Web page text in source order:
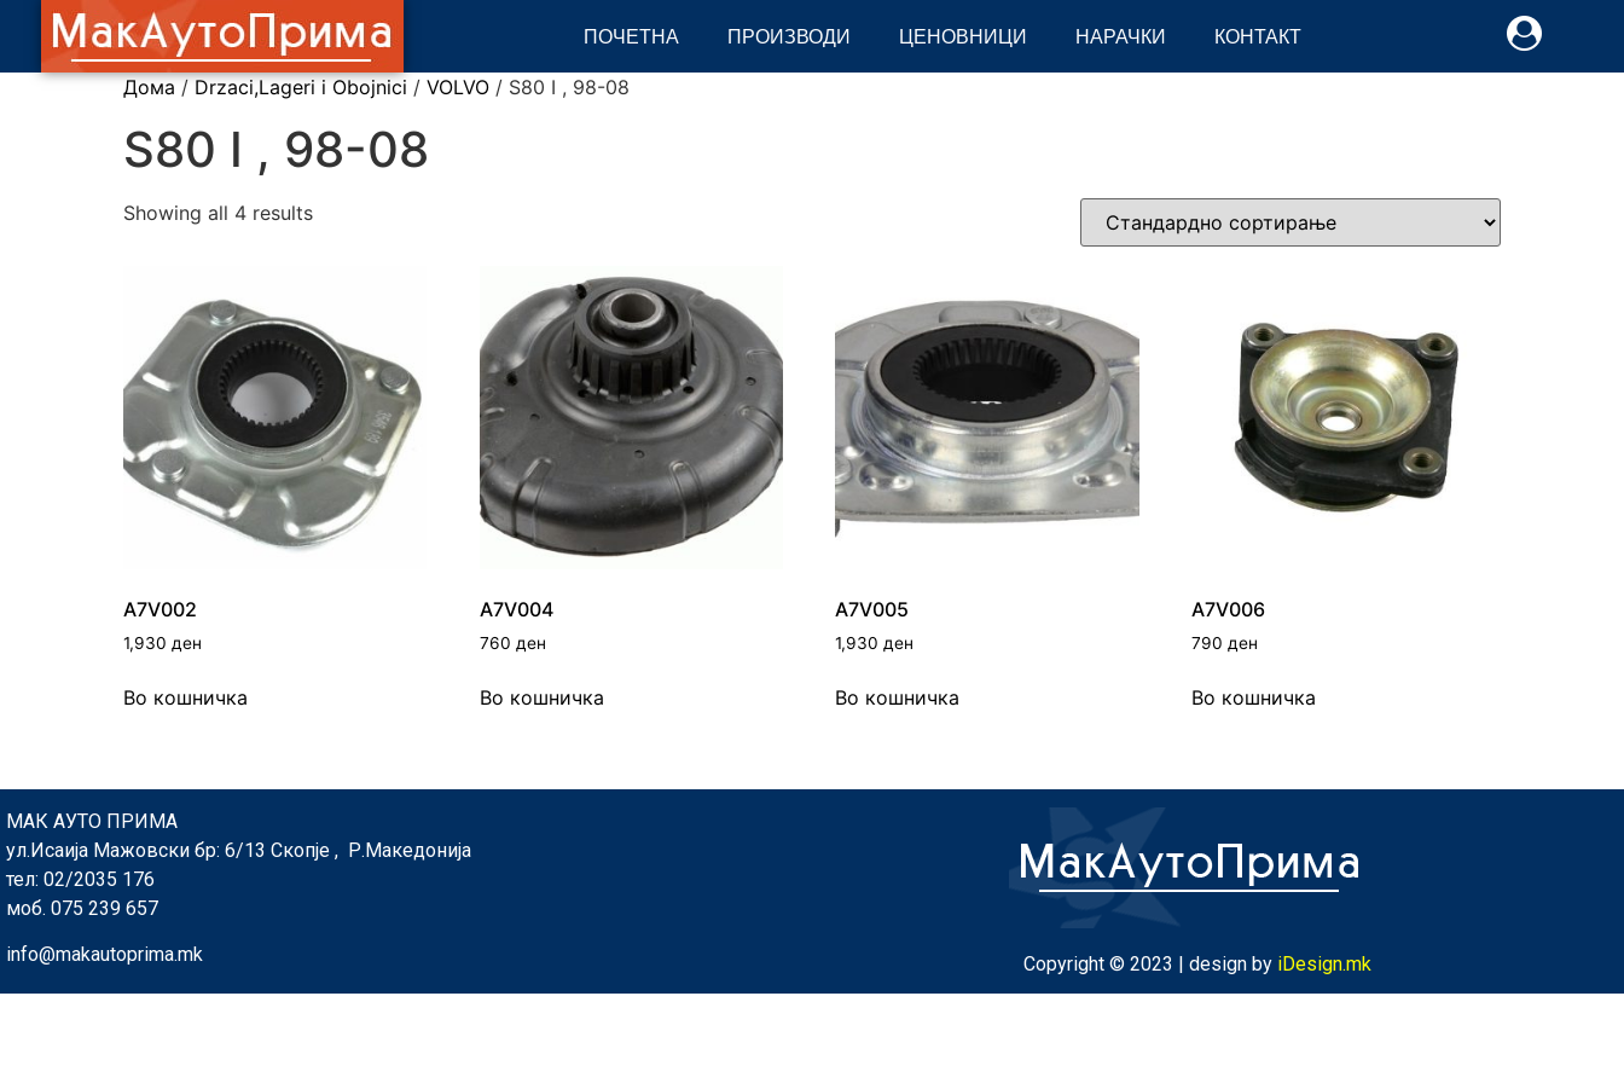
ПОЧЕТНА ПРОИЗВОДИ ЦЕНОВНИЦИ НАРАЧКИ КОНТАКТ
Дома / Drzaci,Lageri i Obojnici / VOLVO / S80 I , 98-08
S80 I , 98-08
Showing all 4 results
A7V002
1,930 ден
Во кошничка
A7V004
760 ден
Во кошничка
A7V005
1,930ден
Во кошничка
A7V006
790ден
Во кошничка
МАК АУТО ПРИМА
ул.Исаија Мажовски бр: 6/13 Скопје , Р.Македонија
тел: 02/2035 176
моб. 075 239 657
info@makautoprima.mk Copyright © 2023 | design by iDesign.mk